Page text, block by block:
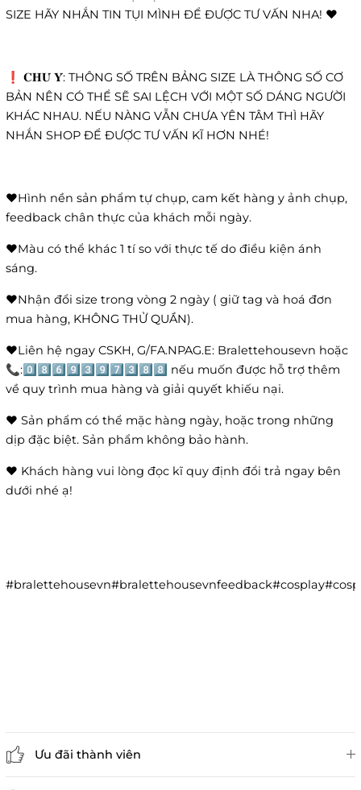
SIZE HÃY NHẮN TIN TỤI MÌNH ĐỂ ĐƯỢC TƯ VẤN NHA! ❤️
❗️ 𝐂𝐇𝐔́ 𝐘́: THÔNG SỐ TRÊN BẢNG SIZE LÀ THÔNG SỐ CƠ
BẢN NÊN CÓ THỂ SẼ SAI LỆCH VỚI MỘT SỐ DÁNG NGƯỜI
KHÁC NHAU. NẾU NÀNG VẪN CHƯA YÊN TÂM THÌ HÃY
NHẮN SHOP ĐỂ ĐƯỢC TƯ VẤN KĨ HƠN NHÉ!
❤️Hình nền sản phẩm tự chụp, cam kết hàng y ảnh chụp,
feedback chân thực của khách mỗi ngày.
❤️Màu có thể khác 1 tí so với thực tế do điều kiện ánh
sáng.
❤️Nhận đổi size trong vòng 2 ngày ( giữ tag và hoá đơn
mua hàng, KHÔNG THỬ QUẦN).
❤️Liên hệ ngay CSKH, G/FA.NPAG.E: Bralettehousevn hoặc
📞:0️⃣8️⃣6️⃣9️⃣3️⃣9️⃣7️⃣3️⃣8️⃣8️⃣ nếu muốn được hỗ trợ thêm
về quy trình mua hàng và giải quyết khiếu nại.
❤️ Sản phẩm có thể mặc hàng ngày, hoặc trong những
dịp đặc biệt. Sản phẩm không bảo hành.
❤️ Khách hàng vui lòng đọc kĩ quy định đổi trả ngay bên
dưới nhé ạ!
Ưu đãi thành viên